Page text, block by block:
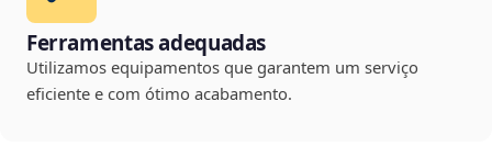
Ferramentas adequadas
Utilizamos equipamentos que garantem um serviço
eficiente e com ótimo acabamento.